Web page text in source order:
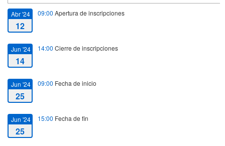
Abr '24
12
09:00 Apertura de inscripciones
Jun '24
14
14:00 Cierre de inscripciones
Jun '24
25
09:00 Fecha de inicio
Jun '24
25
15:00 Fecha de fin